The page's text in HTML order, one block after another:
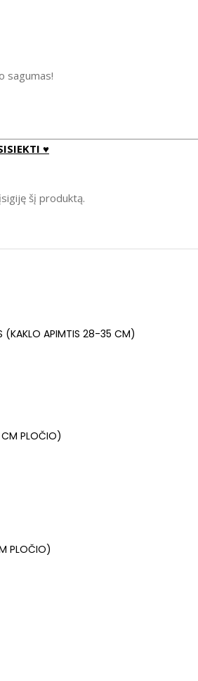
sagumas!
♥
šį produktą.
(KAKLO APIMTIS 28-35 CM)
PLOČIO)
PLOČIO)